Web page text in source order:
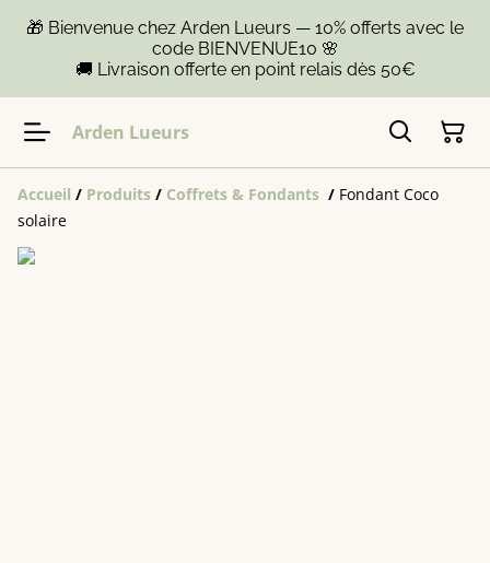
🎁 Bienvenue chez Arden Lueurs — 10% offerts avec le
code BIENVENUE10 🌸
🚚 Livraison offerte en point relais dès 50€
Arden Lueurs
Accueil / Produits / Coffrets & Fondants / Fondant Coco
solaire